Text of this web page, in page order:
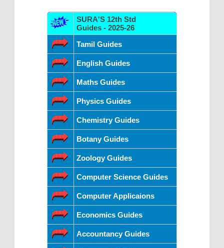
SURA'S 12th Std
Guides - 2025-26
Tamil Guides
English Guides
Maths Guides
Physics Guides
Chemistry Guides
Botany Guides
Zoology Guides
Computer Science Guides
Computer Applicaions
Economics Guides
Accountancy Guides